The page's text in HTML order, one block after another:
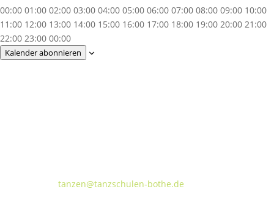
00:00 01:00 02:00 03:00 04:00 05:00 06:00 07:00 08:00 09:00 10:00
11:00 12:00 13:00 14:00 15:00 16:00 17:00 18:00 19:00 20:00 21:00
22:00 23:00 00:00
Kalender abonnieren
tanzen@tanzschulen-bothe.de